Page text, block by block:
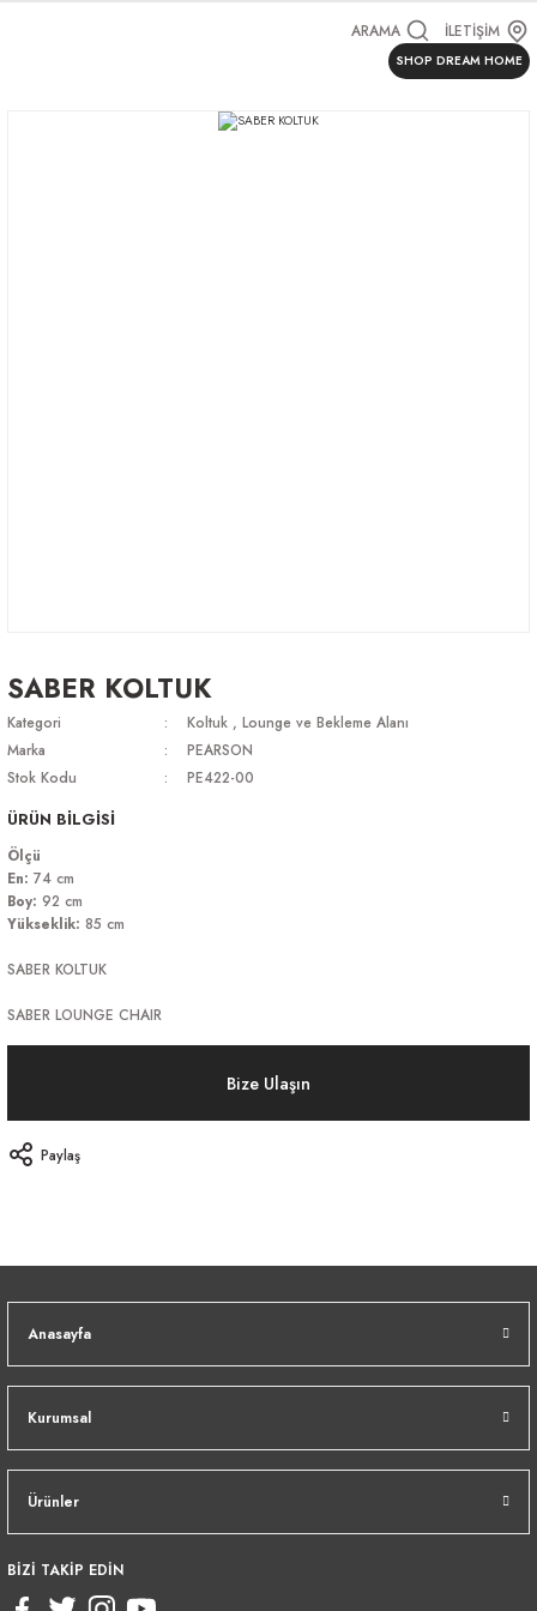
ARAMA İLETİŞİM
SHOP DREAM HOME
SABER KOLTUK
Kategori Koltuk , Lounge ve Bekleme Alanı
Marka
PEARSON
Stok Kodu
PE422-00
ÜRÜN BİLGİSİ
Ölçü
En: 74 cm
Boy: 92 cm
Yükseklik: 85 cm
SABER KOLTUK
SABER LOUNGE CHAIR
Bize Ulaşın
Paylaş
Anasayfa
Kurumsal
Ürünler
BİZİ TAKİP EDİN